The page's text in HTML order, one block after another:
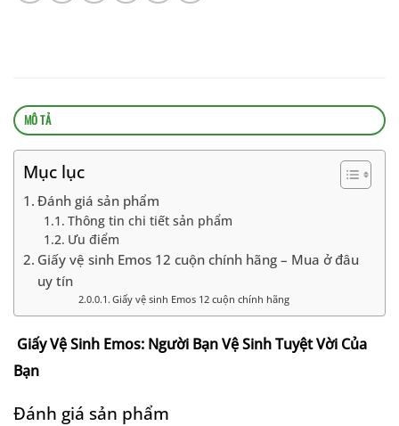
MÔ TẢ
Mục lục
Đánh giá sản phẩm
Thông tin chi tiết sản phẩm
Ưu điểm
Giấy vệ sinh Emos 12 cuộn chính hãng – Mua ở đâu
uy tín
Giấy vệ sinh Emos 12 cuộn chính hãng
Giấy Vệ Sinh Emos: Người Bạn Vệ Sinh Tuyệt Vời Của
Bạn
Đánh giá sản phẩm